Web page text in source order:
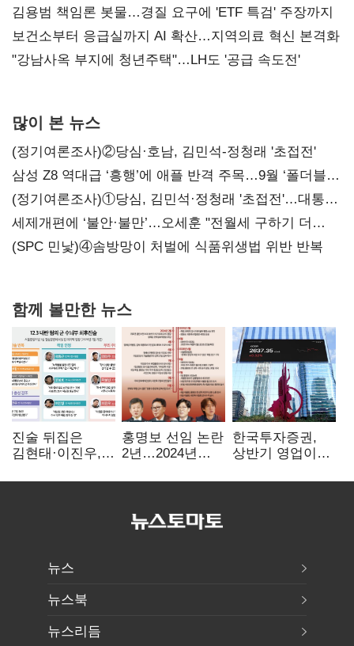
김용범 책임론 봇물…경질 요구에 'ETF 특검' 주장까지
보건소부터 응급실까지 AI 확산…지역의료 혁신 본격화
"강남사옥 부지에 청년주택"…LH도 '공급 속도전'
많이 본 뉴스
(정기여론조사)②당심·호남, 김민석-정청래 '초접전'
삼성 Z8 역대급 ‘흥행’에 애플 반격 주목…9월 ‘폴더블
대전’
(정기여론조사)①당심, 김민석·정청래 '초접전'…대통령
지지도 '50% 아래로'(종합)
세제개편에 ‘불안·불만’…오세훈 "전월세 구하기 더
힘들어질 것"
(SPC 민낯)④솜방망이 처벌에 식품위생법 위반 반복
함께 볼만한 뉴스
진술 뒤집은
김현태·이진우,
헌신"…법정서
홍명보 선임 논란
2년…2024년
압색까지
한국투자증권,
상반기 영업이익
전년비 89.1%↑
뉴스
뉴스북
뉴스리듬